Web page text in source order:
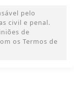
pelo
civil e penal.
de
os Termos de